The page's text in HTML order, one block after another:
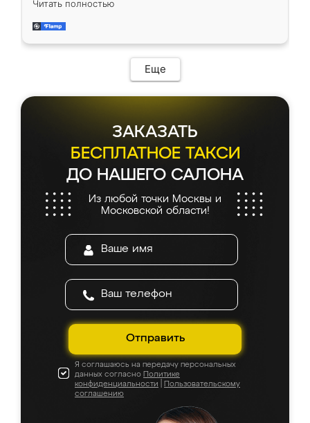
довольны работой. Спасибо Ренессанс
мебель за качественную работу!
Читать полностью
Еще
ЗАКАЗАТЬ
БЕСПЛАТНОЕ ТАКСИ
ДО НАШЕГО САЛОНА
Из любой точки Москвы и
Московской области!
Отправить
Я соглашаюсь на передачу персональных
данных согласно Политике
конфиденциальности
Пользовательскому
соглашению